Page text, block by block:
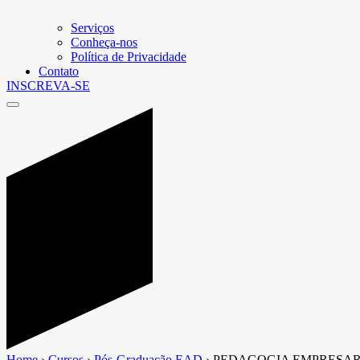
Serviços
Conheça-nos
Política de Privacidade
Contato
INSCREVA-SE